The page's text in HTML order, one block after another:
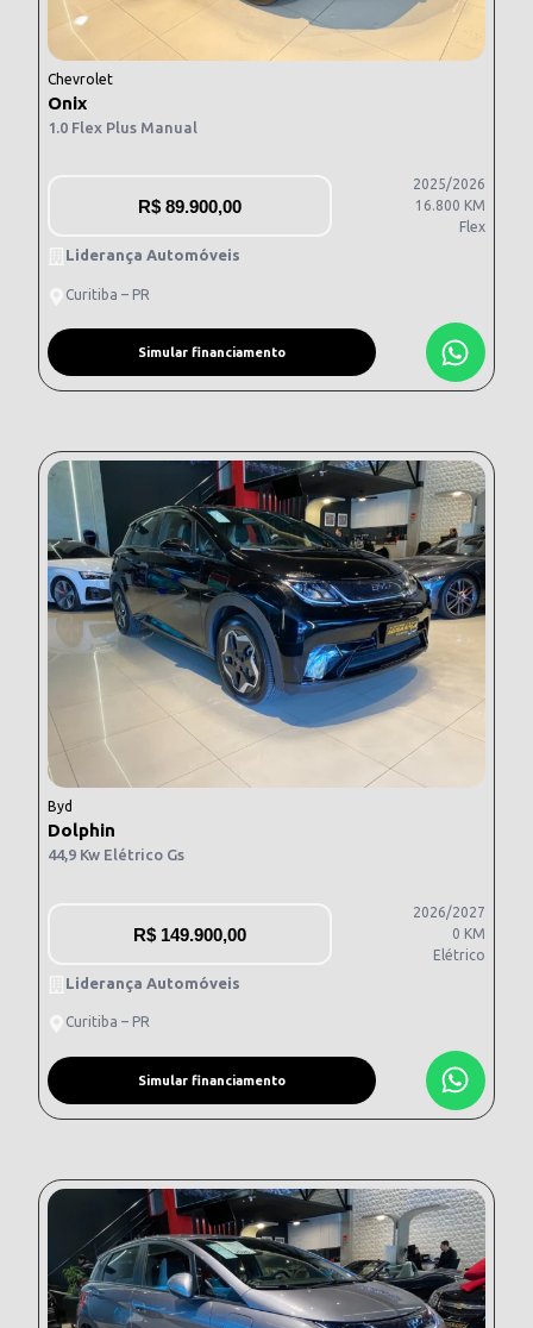
Chevrolet
Onix
1.0 Flex Plus Manual
R$ 89.900,00
2025/2026
16.800 KM
Flex
Liderança Automóveis
Curitiba – PR
Simular financiamento
Byd
Dolphin
44,9 Kw Elétrico Gs
R$ 149.900,00
2026/2027
0 KM
Elétrico
Liderança Automóveis
Curitiba – PR
Simular financiamento